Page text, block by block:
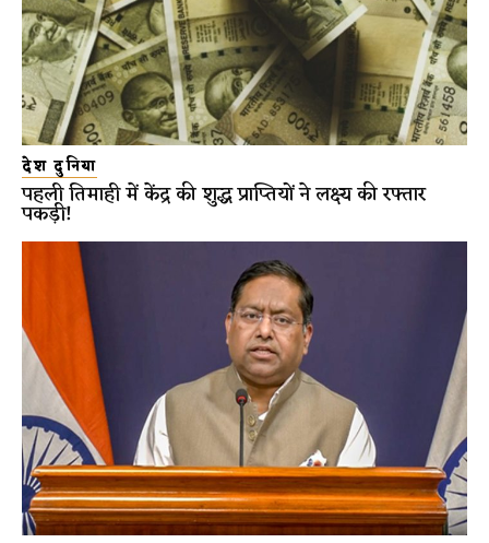
देश दुनिया
पहली तिमाही में केंद्र की शुद्ध प्राप्तियों ने लक्ष्य की रफ्तार
पकड़ी!